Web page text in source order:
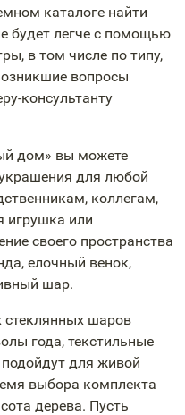
каталоге найти
будет легче с помощью
в том числе по типу,
вопросы
консультанту
дом» вы можете
для любой
коллегам,
игрушка или
своего пространства
елочный венок,
шар.
шаров
года, текстильные
для живой
выбора комплекта
дерева. Пусть